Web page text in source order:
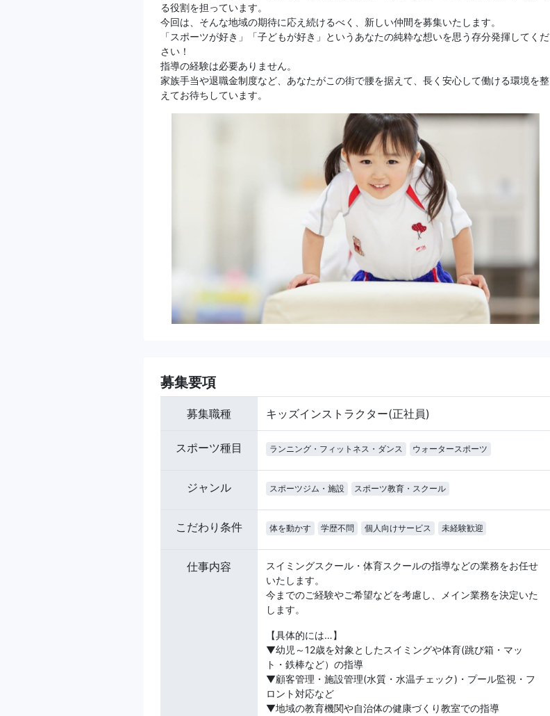
る役割を担っています。
今回は、そんな地域の期待に応え続けるべく、新しい仲間を募集いたします。
「スポーツが好き」「子どもが好き」というあなたの純粋な想いを思う存分発揮してくだ
さい！
指導の経験は必要ありません。
家族手当や退職金制度など、あなたがこの街で腰を据えて、長く安心して働ける環境を整
えてお待ちしています。
募集要項
募集職種 キッズインストラクター(正社員)
スポーツ種目 ランニング・フィットネス・ダンス ウォータースポーツ
ジャンル スポーツジム・施設 スポーツ教育・スクール
こだわり条件 体を動かす 学歴不問 個人向けサービス 未経験歓迎
仕事内容
スイミングスクール・体育スクールの指導などの業務をお任せ
いたします。
今までのご経験やご希望などを考慮し、メイン業務を決定いた
します。
【具体的には…】
▼幼児～12歳を対象としたスイミングや体育(跳び箱・マッ
ト・鉄棒など）の指導
▼顧客管理・施設管理(水質・水温チェック)・プール監視・フ
ロント対応など
▼地域の教育機関や自治体の健康づくり教室での指導